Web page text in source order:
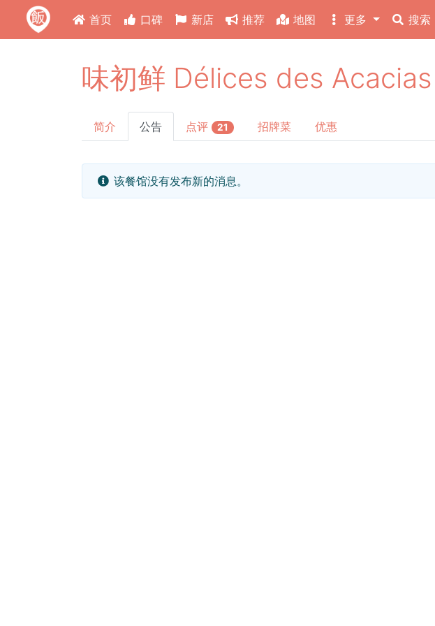
首页 口碑 新店 推荐 地图 更多 搜索
味初鲜 Délices des Acacias
简介 公告 点评 21 招牌菜 优惠
该餐馆没有发布新的消息。